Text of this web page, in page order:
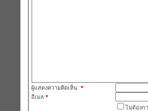
ผู้แสดงความคิดเห็น *
อีเมล *
ไม่ต้องก